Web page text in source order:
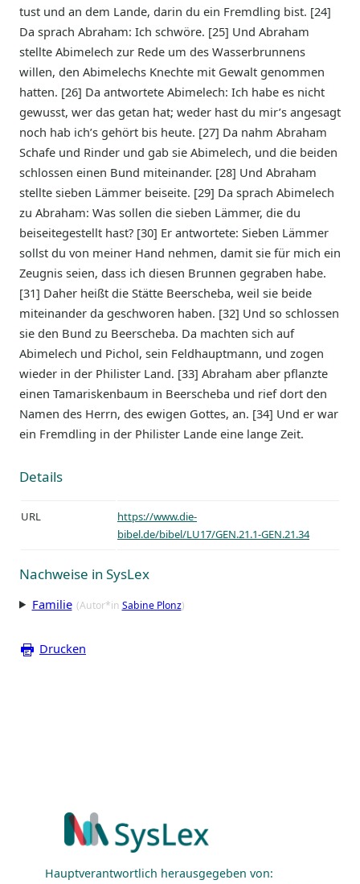
tust und an dem Lande, darin du ein Fremdling bist. [24]
Da sprach Abraham: Ich schwöre. [25] Und Abraham
stellte Abimelech zur Rede um des Wasserbrunnens
willen, den Abimelechs Knechte mit Gewalt genommen
hatten. [26] Da antwortete Abimelech: Ich habe es nicht
gewusst, wer das getan hat; weder hast du mir’s angesagt
noch hab ich’s gehört bis heute. [27] Da nahm Abraham
Schafe und Rinder und gab sie Abimelech, und die beiden
schlossen einen Bund miteinander. [28] Und Abraham
stellte sieben Lämmer beiseite. [29] Da sprach Abimelech
zu Abraham: Was sollen die sieben Lämmer, die du
beiseitegestellt hast? [30] Er antwortete: Sieben Lämmer
sollst du von meiner Hand nehmen, damit sie für mich ein
Zeugnis seien, dass ich diesen Brunnen gegraben habe.
[31] Daher heißt die Stätte Beerscheba, weil sie beide
miteinander da geschworen haben. [32] Und so schlossen
sie den Bund zu Beerscheba. Da machten sich auf
Abimelech und Pichol, sein Feldhauptmann, und zogen
wieder in der Philister Land. [33] Abraham aber pflanzte
einen Tamariskenbaum in Beerscheba und rief dort den
Namen des Herrn, des ewigen Gottes, an. [34] Und er war
ein Fremdling in der Philister Lande eine lange Zeit.
Details
URL
https://www.die-
bibel.de/bibel/LU17/GEN.21.1-GEN.21.34
Nachweise in SysLex
Familie (Autor*in Sabine Plonz)
Drucken
Hauptverantwortlich herausgegeben von: